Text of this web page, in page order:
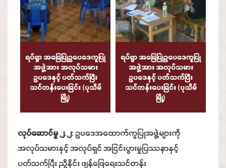
ရပ်ရွာ အခြေပြုဥပေဒေကူပြု
အဖွဲ့အား အလုပ်သမား
ဥပဒေနှင့် ပတ်သက်ပြီး
သင်တန်းပေးခြင်း (ပုသိမ်
မြို့)
ရပ်ရွာ အခြေပြုဥပေဒေကူပြု
အဖွဲ့အား အလုပ်သမား
ဥပဒေနှင့် ပတ်သက်ပြီး
သင်တန်းပေးခြင်း (ပုသိမ်
မြို့)
လုပ်ဆောင်မှု ၂.၂: ဥပဒေအထောက်ကူပြုအဖွဲ့များကို
အလုပ်သမားနှင့် အလုပ်ရှင် အငြင်းပွားမှုပြဿနာနှင့်
ပတ်သက်ပြီး ညှိနိုင်း ဖျန်ဖြေရေးသင်တန်း